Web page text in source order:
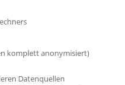
komplett anonymisiert)
Datenquellen